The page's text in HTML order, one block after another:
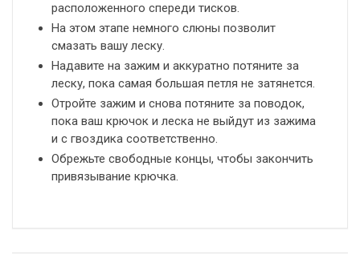
расположенного спереди тисков.
На этом этапе немного слюны позволит
смазать вашу леску.
Надавите на зажим и аккуратно потяните за
леску, пока самая большая петля не затянется.
Отройте зажим и снова потяните за поводок,
пока ваш крючок и леска не выйдут из зажима
и с гвоздика соответственно.
Обрежьте свободные концы, чтобы закончить
привязывание крючка.